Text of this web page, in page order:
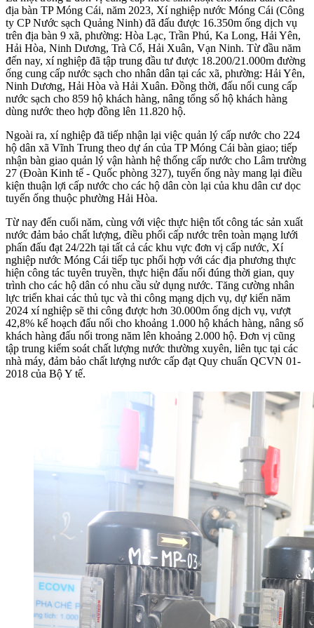
địa bàn TP Móng Cái, năm 2023, Xí nghiệp nước Móng Cái (Công
ty CP Nước sạch Quảng Ninh) đã đấu được 16.350m ống dịch vụ
trên địa bàn 9 xã, phường: Hòa Lạc, Trần Phú, Ka Long, Hải Yên,
Hải Hòa, Ninh Dương, Trà Cổ, Hải Xuân, Vạn Ninh. Từ đầu năm
đến nay, xí nghiệp đã tập trung đầu tư được 18.200/21.000m đường
ống cung cấp nước sạch cho nhân dân tại các xã, phường: Hải Yên,
Ninh Dương, Hải Hòa và Hải Xuân. Đồng thời, đấu nối cung cấp
nước sạch cho 859 hộ khách hàng, nâng tổng số hộ khách hàng
dùng nước theo hợp đồng lên 11.820 hộ.
Ngoài ra, xí nghiệp đã tiếp nhận lại việc quản lý cấp nước cho 224
hộ dân xã Vĩnh Trung theo dự án của TP Móng Cái bàn giao; tiếp
nhận bàn giao quản lý vận hành hệ thống cấp nước cho Lâm trường
27 (Đoàn Kinh tế - Quốc phòng 327), tuyến ống này mang lại điều
kiện thuận lợi cấp nước cho các hộ dân còn lại của khu dân cư dọc
tuyến ống thuộc phường Hải Hòa.
Từ nay đến cuối năm, cùng với việc thực hiện tốt công tác sản xuất
nước đảm bảo chất lượng, điều phối cấp nước trên toàn mạng lưới
phấn đấu đạt 24/22h tại tất cả các khu vực đơn vị cấp nước, Xí
nghiệp nước Móng Cái tiếp tục phối hợp với các địa phương thực
hiện công tác tuyên truyền, thực hiện đấu nối đúng thời gian, quy
trình cho các hộ dân có nhu cầu sử dụng nước. Tăng cường nhân
lực triển khai các thủ tục và thi công mạng dịch vụ, dự kiến năm
2024 xí nghiệp sẽ thi công được hơn 30.000m ống dịch vụ, vượt
42,8% kế hoạch đấu nối cho khoảng 1.000 hộ khách hàng, nâng số
khách hàng đấu nối trong năm lên khoảng 2.000 hộ. Đơn vị cũng
tập trung kiểm soát chất lượng nước thường xuyên, liên tục tại các
nhà máy, đảm bảo chất lượng nước cấp đạt Quy chuẩn QCVN 01-
2018 của Bộ Y tế.